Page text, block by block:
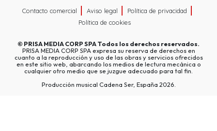
Contacto comercial Aviso legal
Política de privacidad
Política de cookies
© PRISA MEDIA CORP SPATodos los derechos reservados.
PRISA MEDIA CORP SPA expresa su reserva de derechos en
cuanto a la reproducción y uso de las obras y servicios ofrecidos
en este sitio web, abarcando los medios de lectura mecánica o
cualquier otro medio que se juzgue adecuado para tal fin.
Producción musical Cadena Ser, España 2026.